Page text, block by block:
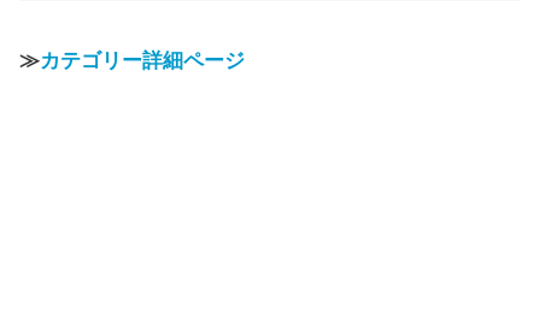
≫カテゴリー詳細ページ